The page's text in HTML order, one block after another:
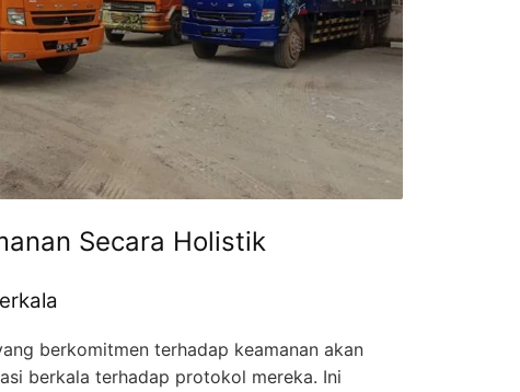
Secara Holistik
berkomitmen terhadap keamanan akan
berkala terhadap protokol mereka. Ini